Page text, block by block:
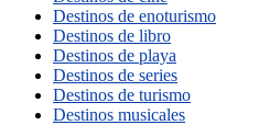
Destinos de enoturismo
Destinos de libro
Destinos de playa
Destinos de series
Destinos de turismo
Destinos musicales